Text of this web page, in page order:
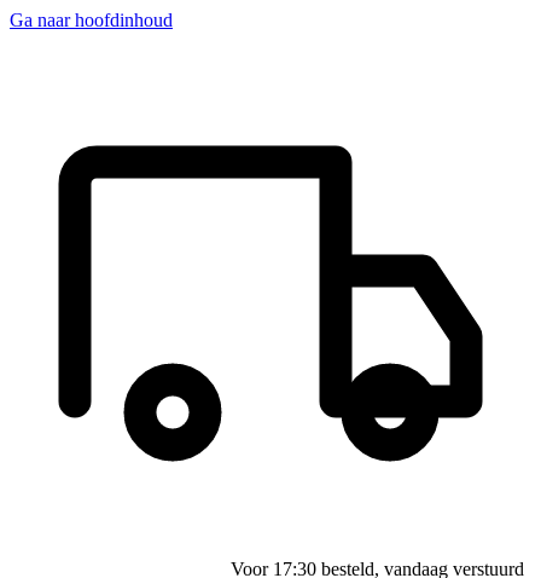
Ga naar hoofdinhoud
Voor 17:30 besteld, vandaag verstuurd